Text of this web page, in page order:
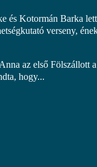
és Kotormán Barka
verseny,
az első Fölszállott a
hogy...